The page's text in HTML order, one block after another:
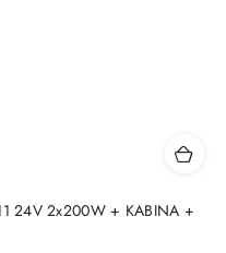
24V 2x200W + KABINA +